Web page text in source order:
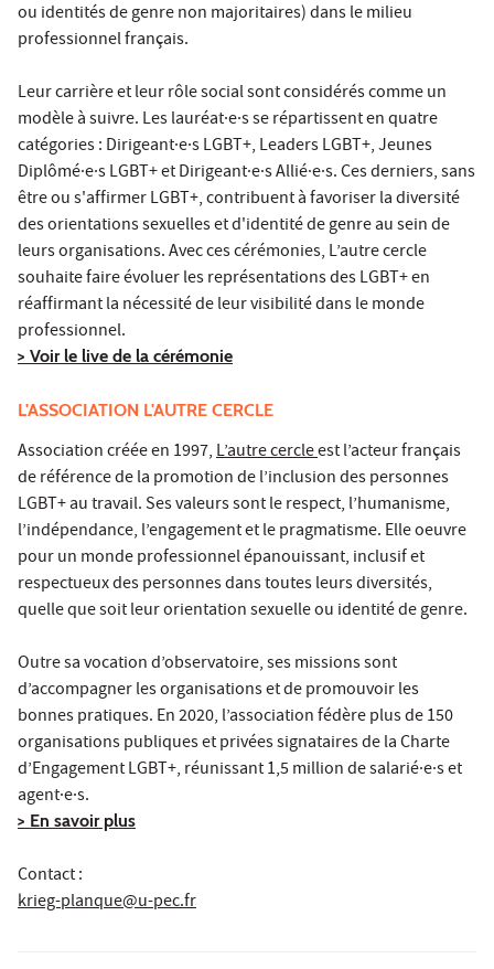
ou identités de genre non majoritaires) dans le milieu
professionnel français.
Leur carrière et leur rôle social sont considérés comme un
modèle à suivre. Les lauréat·e·s se répartissent en quatre
catégories : Dirigeant·e·s LGBT+, Leaders LGBT+, Jeunes
Diplômé·e·s LGBT+ et Dirigeant·e·s Allié·e·s. Ces derniers, sans
être ou s'affirmer LGBT+, contribuent à favoriser la diversité
des orientations sexuelles et d'identité de genre au sein de
leurs organisations. Avec ces cérémonies, L’autre cercle
souhaite faire évoluer les représentations des LGBT+ en
réaffirmant la nécessité de leur visibilité dans le monde
professionnel.
> Voir le live de la cérémonie
L'ASSOCIATION L'AUTRE CERCLE
Association créée en 1997,L’autre cercleest l’acteur français
de référence de la promotion de l’inclusion des personnes
LGBT+ au travail. Ses valeurs sont le respect, l’humanisme,
l’indépendance, l’engagement et le pragmatisme. Elle oeuvre
pour un monde professionnel épanouissant, inclusif et
respectueux des personnes dans toutes leurs diversités,
quelle que soit leur orientation sexuelle ou identité de genre.
Outre sa vocation d’observatoire, ses missions sont
d’accompagner les organisations et de promouvoir les
bonnes pratiques. En 2020, l’association fédère plus de 150
organisations publiques et privées signataires de la Charte
d’Engagement LGBT+, réunissant 1,5 million de salarié·e·s et
agent·e·s.
> En savoir plus
Contact :
krieg-planque@u-pec.fr